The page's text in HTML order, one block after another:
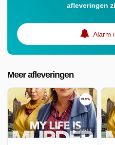
afleveringen
Alarm
Meer afleveringen
44:11